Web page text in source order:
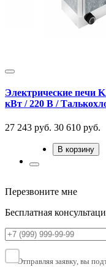
Электрические печи
кВт / 220 В /
27 243 руб. 30 610 руб.
В корзину
Перезвоните мне
Бесплатная
Отправляя заявку, вы